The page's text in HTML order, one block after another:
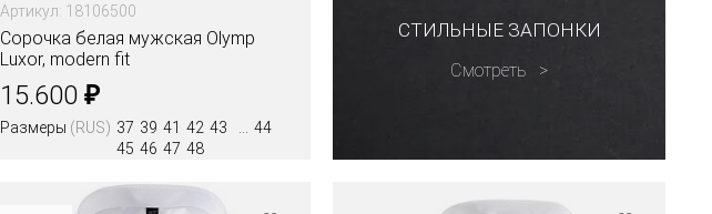
Артикул: 18106500
Сорочка белая мужская Olymp
Luxor, modern fit
15.600 ₽
Размеры (RUS) 37 39 41 42 43
44
45 46 47 48
СТИЛЬНЫЕ ЗАПОНКИ
Смотреть